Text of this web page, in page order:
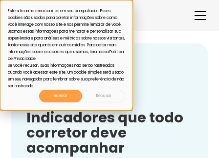
Este site armazena cookies em seu computador. Esses
cookies são usados para coletar informações sobre como
você interage com nosso site e nos permite lembrar de você.
Usamos essas informações para melhorar e personalizar sua
experiência e para análises e métricas sobre nossos visitantes,
tanto nesse site quanto em outras mídias. Para obter mais
informações sobre os cookies que usamos, leia nossa Política
de Privacidade.
Se você recusar, suas informações não serão rastreadas
quando você acessar este site. Um cookie simples será usado
em seu navegador para lembrar sobre sua preferência de não
ser rastreado.
Aceitar
Recusar
Voltar
Saúde suplementar
Indicadores que todo
corretor deve
acompanhar